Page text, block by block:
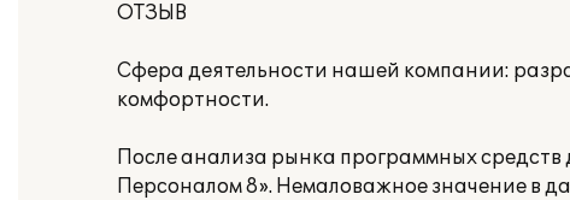
ОТЗЫВ
Сфера деятельности нашей компании:
комфортности.
После анализа рынка программных
Персоналом 8». Немаловажное значение в